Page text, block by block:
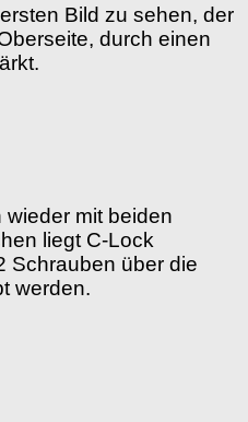
Bild zu sehen, der
durch einen
mit beiden
liegt C-Lock
Schrauben über die
werden.